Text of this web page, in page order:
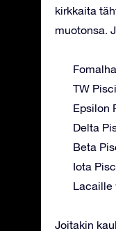
kirkkaita
muotonsa.
TW
Epsilon
Delta
Beta
Iota
Lacaille
Joitakin